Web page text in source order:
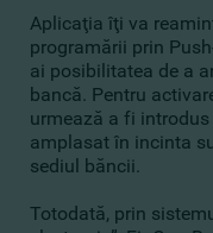
Aplicaţia îţi va
programării prin
ai posibilitatea de a
bancă. Pentru
urmează a fi introdus
amplasat în incinta
sediul băncii.
Totodată, prin